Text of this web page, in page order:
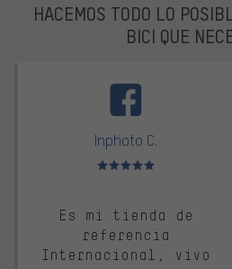
HACEMOS TODO LO
BICI QUE
Inphoto C.
Valoración media: 5 de 5
Es mi tienda de
referencia
Internacional, vivo